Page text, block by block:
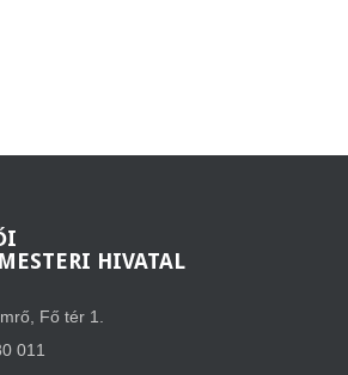
HIVATAL
Fő tér 1.
011